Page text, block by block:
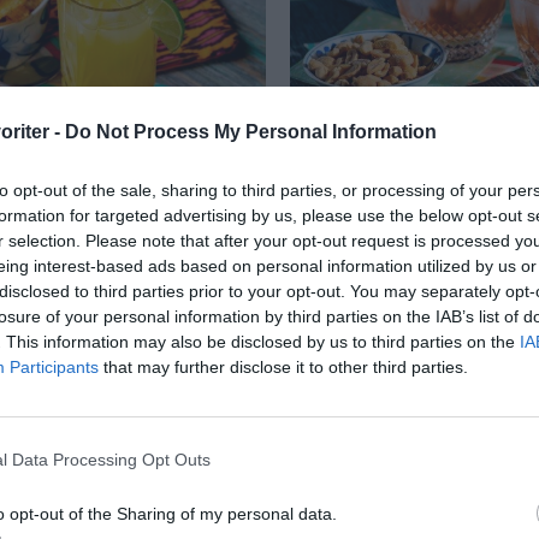
- Do Not Process My Personal Information
opt-out of the sale, sharing to third parties, or processing of your
for targeted advertising by us, please use the below opt-out
selection. Please note that after your opt-out request is processed
interest-based ads based on personal information utilized by us
to third parties prior to your opt-out. You may separately
of your personal information by third parties on the IAB’s list of
This information may also be disclosed by us to third parties on the
Participants that may further disclose it to other third parties.
Data Processing Opt Outs
opt-out of the Sharing of my personal data.
med Malibu kokosrom
med Malibu kokosrom
apelsinjuice
en klyfta lime.
Tranbärsdrink med
persikolikör
Bjud på en läskande
med vodka, fruktig
samt toppa med is och
Schweppes...